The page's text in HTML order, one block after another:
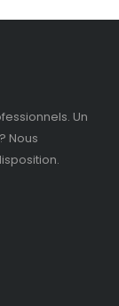
Un
Nous